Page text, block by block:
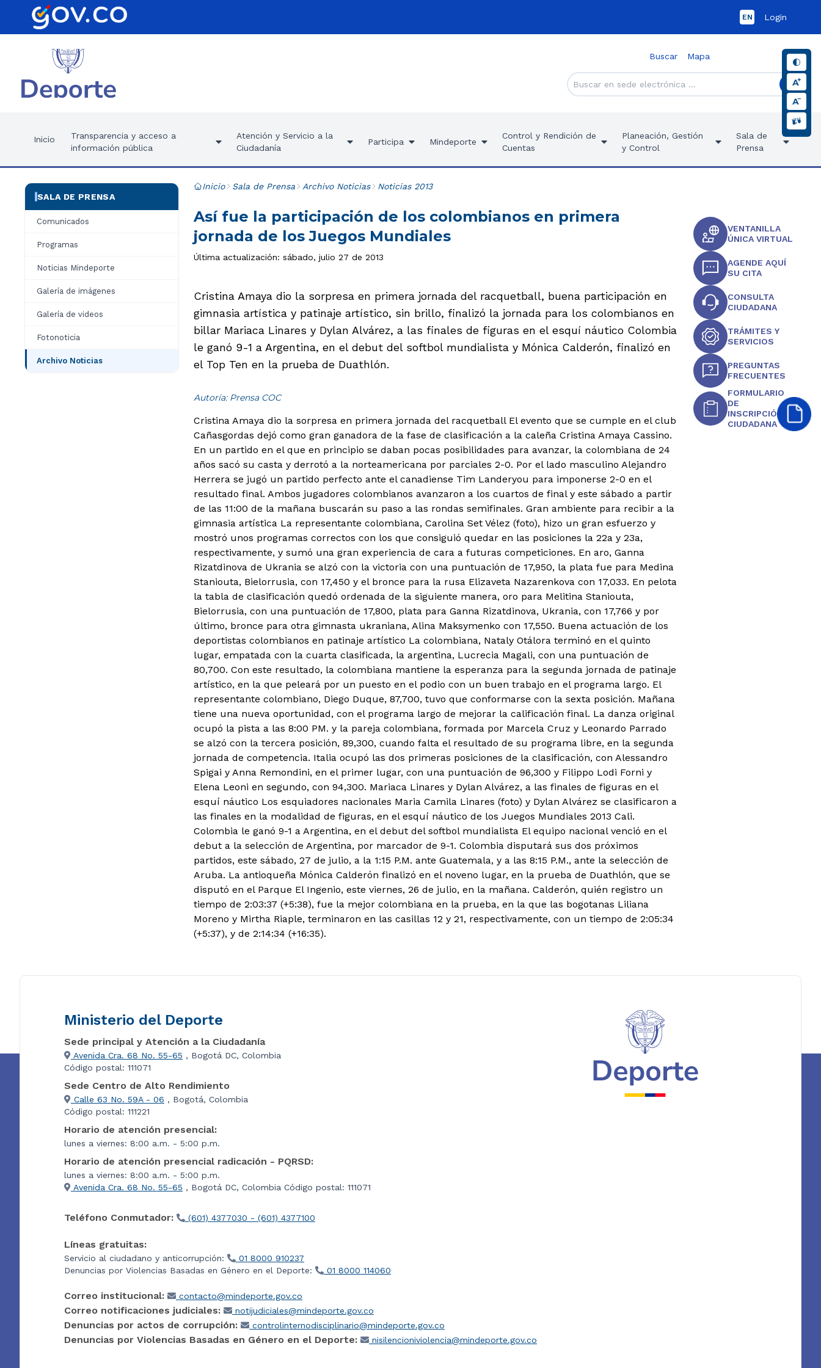
EN Login
Buscar Mapa
Inicio
Transparencia y acceso a
información pública
Atención y Servicio a la
Ciudadanía
Participa Mindeporte
Control y Rendición de
Cuentas
Planeación, Gestión
y Control
Sala de
Prensa
SALA DE PRENSA
Comunicados
Programas
Noticias Mindeporte
Galería de imágenes
Galería de videos
Fotonoticia
Archivo Noticias
Inicio Sala de Prensa Archivo Noticias Noticias 2013
Así fue la participación de los colombianos en primera
jornada de los Juegos Mundiales
Última actualización: sábado, julio 27 de 2013
Cristina Amaya dio la sorpresa en primera jornada del racquetball, buena participación en
gimnasia artística y patinaje artístico, sin brillo, finalizó la jornada para los colombianos en
billar Mariaca Linares y Dylan Alvárez, a las finales de figuras en el esquí náutico Colombia
le ganó 9-1 a Argentina, en el debut del softbol mundialista y Mónica Calderón, finalizó en
el Top Ten en la prueba de Duathlón.
Autoría: Prensa COC
Cristina Amaya dio la sorpresa en primera jornada del racquetballEl evento que se cumple en el club
Cañasgordas dejó como gran ganadora de la fase de clasificación a la caleña Cristina Amaya Cassino.
En un partido en el que en principio se daban pocas posibilidades para avanzar, la colombiana de 24
años sacó su casta y derrotó a la norteamericana por parciales 2-0. Por el lado masculino Alejandro
Herrera se jugó un partido perfecto ante el canadiense Tim Landeryou para imponerse 2-0 en el
resultado final. Ambos jugadores colombianos avanzaron a los cuartos de final y este sábado a partir
de las 11:00 de la mañana buscarán su paso a las rondas semifinales. Gran ambiente para recibir a la
gimnasia artística La representante colombiana, Carolina Set Vélez (foto), hizo un gran esfuerzo y
mostró unos programas correctos con los que consiguió quedar en las posiciones la 22a y 23a,
respectivamente, y sumó una gran experiencia de cara a futuras competiciones. En aro, Ganna
Rizatdinova de Ukrania se alzó con la victoria con una puntuación de 17,950, la plata fue para Medina
Staniouta, Bielorrusia, con 17,450 y el bronce para la rusa Elizaveta Nazarenkova con 17,033. En pelota
la tabla de clasificación quedó ordenada de la siguiente manera, oro para Melitina Staniouta,
Bielorrusia, con una puntuación de 17,800, plata para Ganna Rizatdinova, Ukrania, con 17,766 y por
último, bronce para otra gimnasta ukraniana, Alina Maksymenko con 17,550. Buena actuación de los
deportistas colombianos en patinaje artístico La colombiana, Nataly Otálora terminó en el quinto
lugar, empatada con la cuarta clasificada, la argentina, Lucrecia Magali, con una puntuación de
80,700. Con este resultado, la colombiana mantiene la esperanza para la segunda jornada de patinaje
artístico, en la que peleará por un puesto en el podio con un buen trabajo en el programa largo. El
representante colombiano, Diego Duque, 87,700, tuvo que conformarse con la sexta posición. Mañana
tiene una nueva oportunidad, con el programa largo de mejorar la calificación final. La danza original
ocupó la pista a las 8:00 PM. y la pareja colombiana, formada por Marcela Cruz y Leonardo Parrado
se alzó con la tercera posición, 89,300, cuando falta el resultado de su programa libre, en la segunda
jornada de competencia. Italia ocupó las dos primeras posiciones de la clasificación, con Alessandro
Spigai y Anna Remondini, en el primer lugar, con una puntuación de 96,300 y Filippo Lodi Forni y
Elena Leoni en segundo, con 94,300. Mariaca Linares y Dylan Alvárez, a las finales de figuras en el
esquí náutico Los esquiadores nacionales Maria Camila Linares (foto) y Dylan Alvárez se clasificaron a
las finales en la modalidad de figuras, en el esquí náutico de los Juegos Mundiales 2013 Cali.
Colombia le ganó 9-1 a Argentina, en el debut del softbol mundialista El equipo nacional venció en el
debut a la selección de Argentina, por marcador de 9-1. Colombia disputará sus dos próximos
partidos, este sábado, 27 de julio, a la 1:15 P.M. ante Guatemala, y a las 8:15 P.M., ante la selección de
Aruba. La antioqueña Mónica Calderón finalizó en el noveno lugar, en la prueba de Duathlón, que se
disputó en el Parque El Ingenio, este viernes, 26 de julio, en la mañana. Calderón, quién registro un
tiempo de 2:03:37 (+5:38), fue la mejor colombiana en la prueba, en la que las bogotanas Liliana
Moreno y Mirtha Riaple, terminaron en las casillas 12 y 21, respectivamente, con un tiempo de 2:05:34
(+5:37), y de 2:14:34 (+16:35).
VENTANILLA
ÚNICA VIRTUAL
AGENDE AQUÍ
SU CITA
CONSULTA
CIUDADANA
TRÁMITES Y
SERVICIOS
PREGUNTAS
FRECUENTES
FORMULARIO
DE
INSCRIPCIÓN
CIUDADANA
Ministerio del Deporte
Sede principal y Atención a la Ciudadanía
Avenida Cra. 68 No. 55-65 , Bogotá DC, Colombia
Código postal: 111071
Sede Centro de Alto Rendimiento
Calle 63 No. 59A - 06 , Bogotá, Colombia
Código postal: 111221
Horario de atención presencial:
lunes a viernes: 8:00 a.m. - 5:00 p.m.
Horario de atención presencial radicación - PQRSD:
lunes a viernes: 8:00 a.m. - 5:00 p.m.
Avenida Cra. 68 No. 55-65 , Bogotá DC, Colombia Código postal: 111071
Teléfono Conmutador: (601) 4377030 - (601) 4377100
Líneas gratuitas:
Servicio al ciudadano y anticorrupción:
01 8000 910237
Denuncias por Violencias Basadas en Género en el Deporte:
01 8000 114060
Correo institucional: contacto@mindeporte.gov.co
Correo notificaciones judiciales: notijudiciales@mindeporte.gov.co
Denuncias por actos de corrupción: controlinternodisciplinario@mindeporte.gov.co
Denuncias por Violencias Basadas en Género en el Deporte: nisilencioniviolencia@mindeporte.gov.co